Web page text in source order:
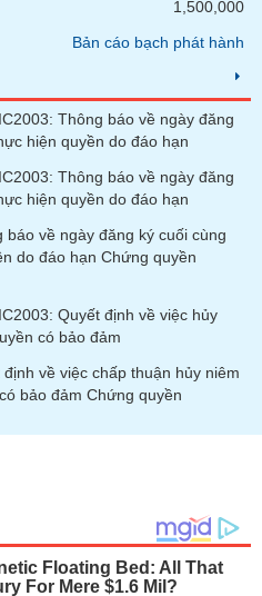
1,500,000
Bản cáo bạch phát hành
Thông báo về ngày đăng
hiện quyền do đáo hạn
Thông báo về ngày đăng
hiện quyền do đáo hạn
báo về ngày đăng ký cuối cùng
do đáo hạn Chứng quyền
Quyết định về việc hủy
có bảo đảm
về việc chấp thuận hủy niêm
bảo đảm Chứng quyền